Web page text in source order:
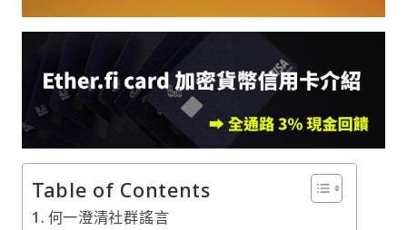
Table of Contents
何一澄清社群謠言